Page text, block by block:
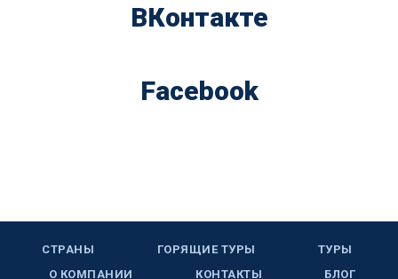
ВКонтакте
Facebook
СТРАНЫ ГОРЯЩИЕ ТУРЫ
ТУРЫ
О КОМПАНИИ
КОНТАКТЫ БЛОГ